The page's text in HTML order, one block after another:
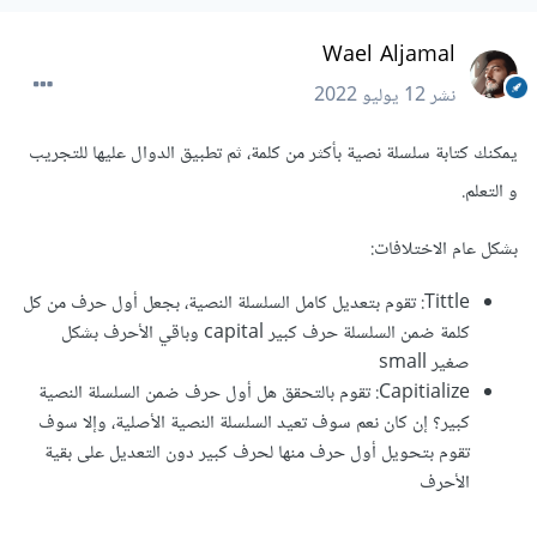
Wael Aljamal
نشر12 يوليو 2022
يمكنك كتابة سلسلة نصية بأكثر من كلمة، ثم تطبيق الدوال عليها للتجريب
و التعلم.
بشكل عام الاختلافات:
Tittle: تقوم بتعديل كامل السلسلة النصية، بجعل أول حرف من كل
كلمة ضمن السلسلة حرف كبير capital وباقي الأحرف بشكل
صغير small
Capitialize: تقوم بالتحقق هل أول حرف ضمن السلسلة النصية
كبير؟ إن كان نعم سوف تعيد السلسلة النصية الأصلية، وإلا سوف
تقوم بتحويل أول حرف منها لحرف كبير دون التعديل على بقية
الأحرف